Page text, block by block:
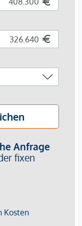
Regional- und S-
nur wenige
und die
zentralen
nachhaltige